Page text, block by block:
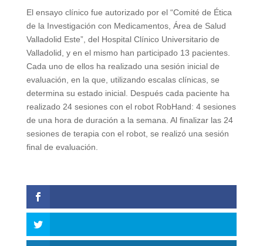
El ensayo clínico fue autorizado por el “Comité de Ética
de la Investigación con Medicamentos, Área de Salud
Valladolid Este”, del Hospital Clínico Universitario de
Valladolid, y en el mismo han participado 13 pacientes.
Cada uno de ellos ha realizado una sesión inicial de
evaluación, en la que, utilizando escalas clínicas, se
determina su estado inicial. Después cada paciente ha
realizado 24 sesiones con el robot RobHand: 4 sesiones
de una hora de duración a la semana. Al finalizar las 24
sesiones de terapia con el robot, se realizó una sesión
final de evaluación.